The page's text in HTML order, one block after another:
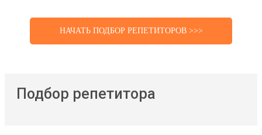
НАЧАТЬ ПОДБОР РЕПЕТИТОРОВ >>>
Подбор репетитора